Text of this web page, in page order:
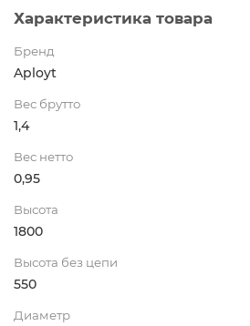
Характеристика товара
Бренд
Aployt
Вес брутто
1,4
Вес нетто
0,95
Высота
1800
Высота без цепи
550
Диаметр